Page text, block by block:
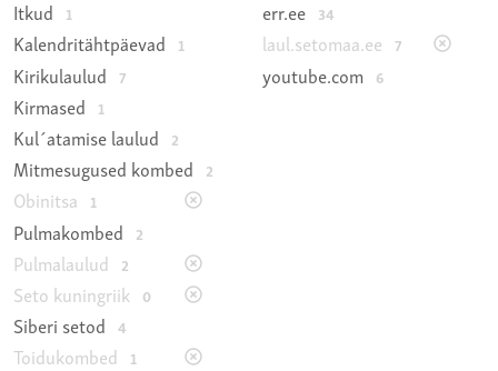
Itkud 1
Kalendritähtpäevad 1
Kirikulaulud 7
Kirmased 1
Kul´atamise laulud 2
Mitmesugused kombed 2
Obinitsa 1
Pulmakombed 2
Pulmalaulud 2
Seto kuningriik 0
Siberi setod 4
Toidukombed 1
err.ee 34
laul.setomaa.ee 7
youtube.com 6